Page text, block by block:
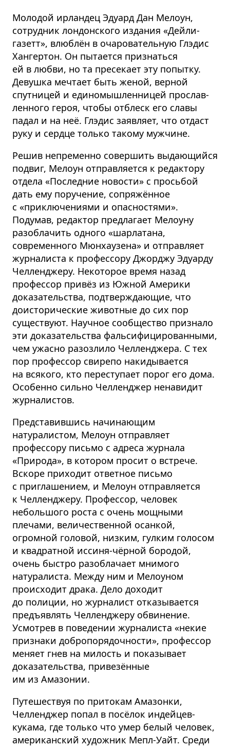
Молодой ирландец Эдуард Дан Мелоун,
сотрудник лондонского издания «Дейли-
газетт», влюблён в очарова­тельную Глэдис
Хангертон. Он пытается признаться
ей в любви, но та пресекает эту попытку.
Девушка мечтает быть женой, верной
спутницей и единомыш­ленницей прослав­
ленного героя, чтобы отблеск его славы
падал и на неё. Глэдис заявляет, что отдаст
руку и сердце только такому мужчине.
Решив непременно совершить выдающийся
подвиг, Мелоун отправляется к редактору
отдела «Последние новости» с просьбой
дать ему поручение, сопряжённое
с «приключениями и опасностями».
Подумав, редактор предлагает Мелоуну
разоблачить одного «шарлатана,
современного Мюнхаузена» и отправляет
журналиста к профессору Джорджу Эдуарду
Челленджеру. Некоторое время назад
профессор привёз из Южной Америки
доказательства, подтвер­ждающие, что
доисторические животные до сих пор
существуют. Научное сообщество признало
эти доказательства фальсифи­ци­ро­ванными,
чем ужасно разозлило Челленджера. С тех
пор профессор свирепо накидывается
на всякого, кто переступает порог его дома.
Особенно сильно Челленджер ненавидит
журналистов.
Предста­вившись начинающим
натуралистом, Мелоун отправляет
профессору письмо с адреса журнала
«Природа», в котором просит о встрече.
Вскоре приходит ответное письмо
с приглашением, и Мелоун отправляется
к Челленджеру. Профессор, человек
небольшого роста с очень мощными
плечами, величественной осанкой,
огромной головой, низким, гулким голосом
и квадратной иссиня-чёрной бородой,
очень быстро разоблачает мнимого
натуралиста. Между ним и Мелоуном
происходит драка. Дело доходит
до полиции, но журналист отказывается
предъявлять Челленджеру обвинение.
Усмотрев в поведении журналиста «некие
признаки добропо­ря­дочности», профессор
меняет гнев на милость и показывает
доказательства, привезённые
им из Амазонии.
Путешествуя по притокам Амазонки,
Челленджер попал в посёлок индейцев-
кукама, где только что умер белый человек,
американский художник Мепл-Уайт. Среди